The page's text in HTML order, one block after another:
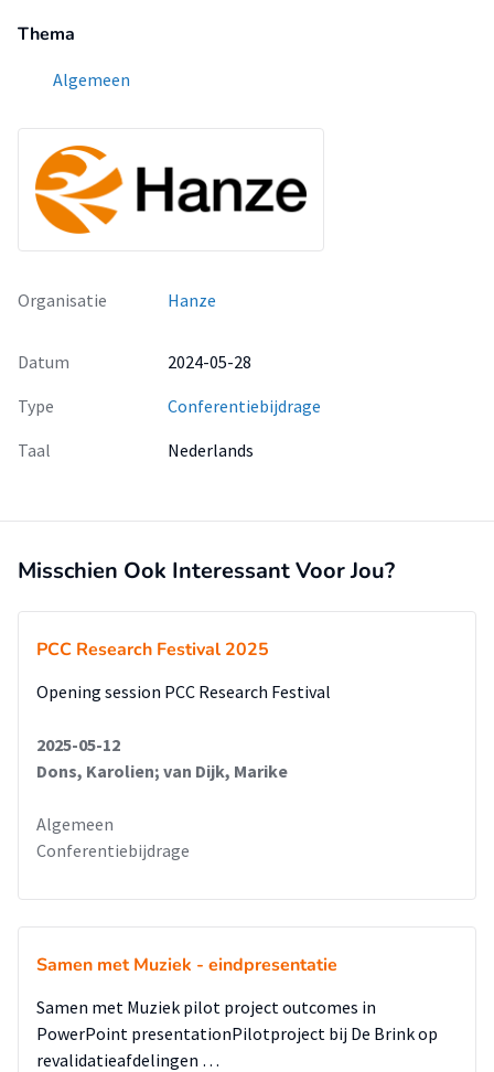
Thema
Algemeen
Organisatie Hanze
Datum
2024-05-28
Type
Conferentiebijdrage
Taal
Nederlands
Misschien Ook Interessant Voor Jou?
PCC Research Festival 2025
Opening session PCC Research Festival
2025-05-12
Dons, Karolien; van Dijk, Marike
Algemeen
Conferentiebijdrage
Samen met Muziek - eindpresentatie
Samen met Muziek pilot project outcomes in
PowerPoint presentationPilotproject bij De Brink op
revalidatieafdelingen …